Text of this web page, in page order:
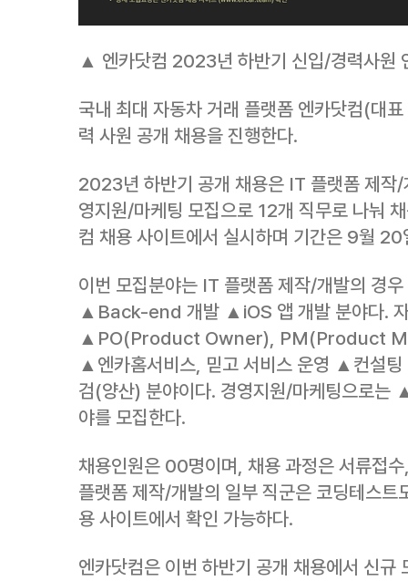
▲ 엔카닷컴 2023년 하반기 신입/경력사원
국내 최대 자동차 거래 플랫폼 엔카닷컴(대
력 사원 공개 채용을 진행한다.
2023년 하반기 공개 채용은 IT 플랫폼 제작
영지원/마케팅 모집으로 12개 직무로 나눠
컴 채용 사이트에서 실시하며 기간은 9월
이번 모집분야는 IT 플랫폼 제작/개발의
▲Back-end 개발 ▲iOS 앱 개발 분야다. 자
▲PO(Product Owner), PM(Product
▲엔카홈서비스, 믿고 서비스 운영 ▲컨설
검(양산) 분야이다. 경영지원/마케팅으로
야를 모집한다.
채용인원은 00명이며, 채용 과정은 서류접
플랫폼 제작/개발의 일부 직군은 코딩테스트
용 사이트에서 확인 가능하다.
엔카닷컴은 이번 하반기 공개 채용에서 신규